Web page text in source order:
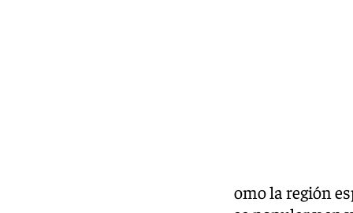
En 2023, Andalucía se destacó como la región